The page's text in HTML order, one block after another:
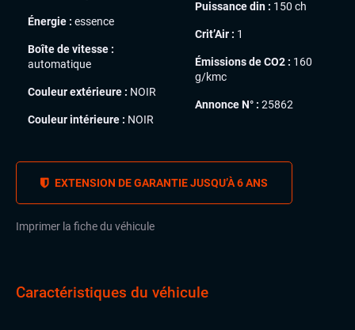
Énergie : essence
Boîte de vitesse :
automatique
Couleur extérieure : NOIR
Couleur intérieure : NOIR
Puissance din : 150 ch
Crit’Air : 1
Émissions de CO2 : 160
g/kmc
Annonce N° : 25862
EXTENSION DE GARANTIE JUSQU’À 6 ANS
Imprimer la fiche du véhicule
Caractéristiques du véhicule